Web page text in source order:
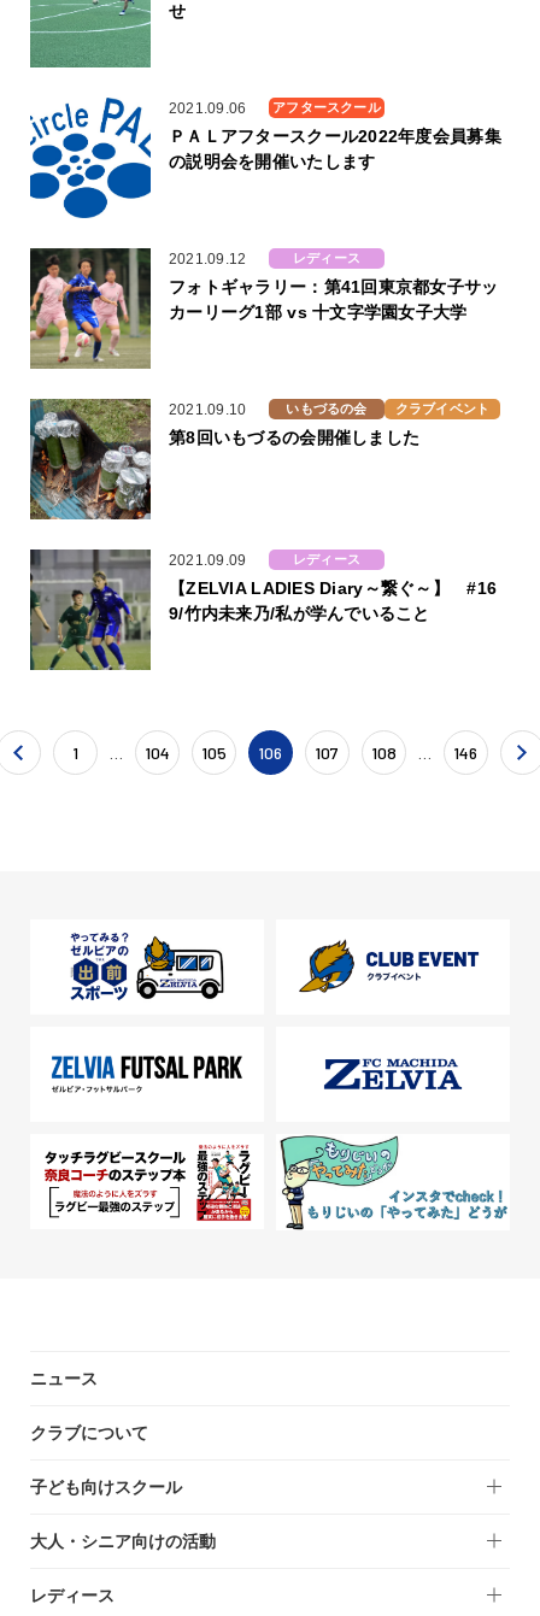
せ
2021.09.06 アフタースクール
ＰＡＬアフタースクール2022年度会員募集
の説明会を開催いたします
2021.09.12 レディース
フォトギャラリー：第41回東京都女子サッ
カーリーグ1部 vs 十文字学園女子大学
2021.09.10 いもづるの会 クラブイベント
第8回いもづるの会開催しました
2021.09.09 レディース
【ZELVIA LADIES Diary～繋ぐ～】 #16
9/竹内未来乃/私が学んでいること
1 104 105 106 107 108 146
ニュース
クラブについて
子ども向けスクール
大人・シニア向けの活動
レディース